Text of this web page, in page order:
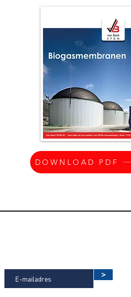
DOWNLOAD PDF
>